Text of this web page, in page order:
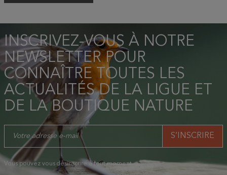
INSCRIVEZ-VOUS À NOTRE
NEWSLETTER POUR
CONNAÎTRE TOUTES LES
ACTUALITÉS DE LA LIGUE ET
DE LA BOUTIQUE NATURE
Vous pouvez vous désinscrire à tout moment.